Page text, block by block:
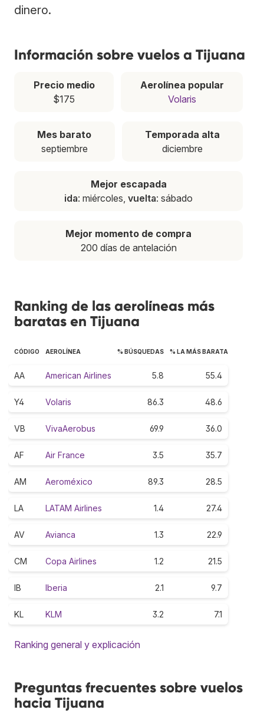
dinero.
Información sobre vuelos a Tijuana
Precio medio
$175
Aerolínea popular
Volaris
Mes barato
septiembre
Temporada alta
diciembre
Mejor escapada
ida: miércoles, vuelta: sábado
Mejor momento de compra
200 días de antelación
Ranking de las aerolíneas más
baratas en Tijuana
CÓDIGO AEROLÍNEA % BÚSQUEDAS % LA MÁS BARATA
AA American Airlines 5.8 55.4
Y4 Volaris 86.3 48.6
VB VivaAerobus 69.9 36.0
AF Air France 3.5 35.7
AM Aeroméxico 89.3 28.5
LA LATAM Airlines 1.4 27.4
AV Avianca 1.3 22.9
CM Copa Airlines 1.2 21.5
IB Iberia 2.1 9.7
KL KLM 3.2 7.1
Ranking general y explicación
Preguntas frecuentes sobre vuelos
hacia Tijuana